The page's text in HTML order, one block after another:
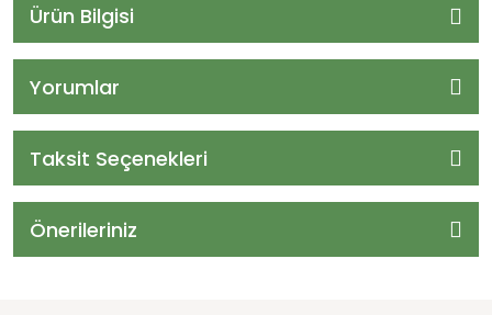
Ürün Bilgisi
Yorumlar
Taksit Seçenekleri
Önerileriniz